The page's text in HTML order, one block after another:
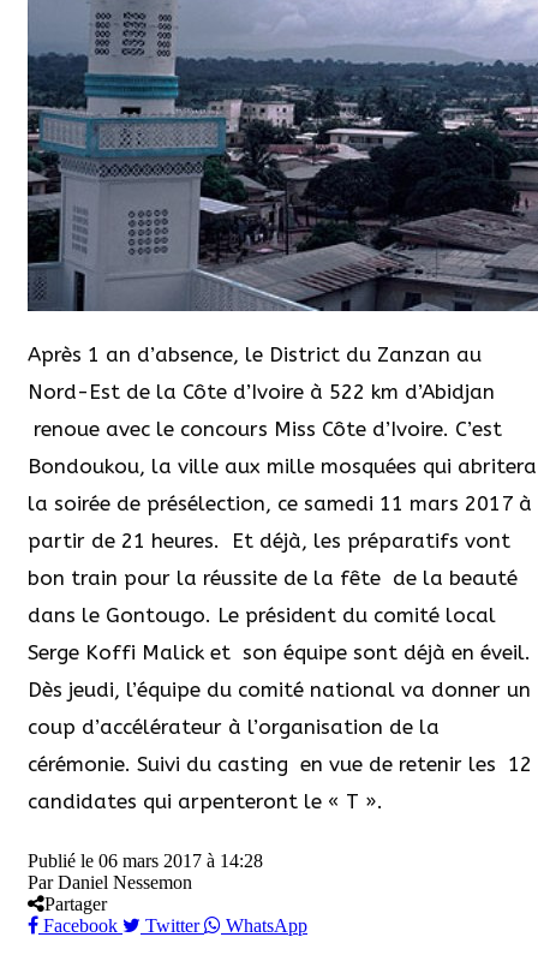
Après 1 an d’absence, le District du Zanzan au
Nord-Est de la Côte d’Ivoire à 522 km d’Abidjan
renoue avec le concours Miss Côte d’Ivoire. C’est
Bondoukou, la ville aux mille mosquées qui abritera
la soirée de présélection, ce samedi 11 mars 2017 à
partir de 21 heures. Et déjà, les préparatifs vont
bon train pour la réussite de la fête de la beauté
dans le Gontougo. Le président du comité local
Serge Koffi Malick et son équipe sont déjà en éveil.
Dès jeudi, l’équipe du comité national va donner un
coup d’accélérateur à l’organisation de la
cérémonie. Suivi du casting en vue de retenir les 12
candidates qui arpenteront le « T ».
Publié le 06 mars 2017 à 14:28
Par Daniel Nessemon
Partager
Facebook
Twitter WhatsApp